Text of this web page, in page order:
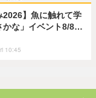
2026】魚に触れて学
かな」イベント8/8…
10:45